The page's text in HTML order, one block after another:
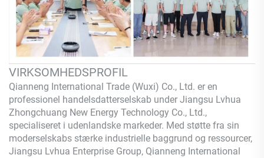
VIRKSOMHEDSPROFIL
Qianneng International Trade (Wuxi) Co., Ltd. er en
professionel handelsdatterselskab under Jiangsu Lvhua
Zhongchuang New Energy Technology Co., Ltd.,
specialiseret i udenlandske markeder. Med støtte fra sin
moderselskabs stærke industrielle baggrund og ressourcer,
Jiangsu Lvhua Enterprise Group, Qianneng International